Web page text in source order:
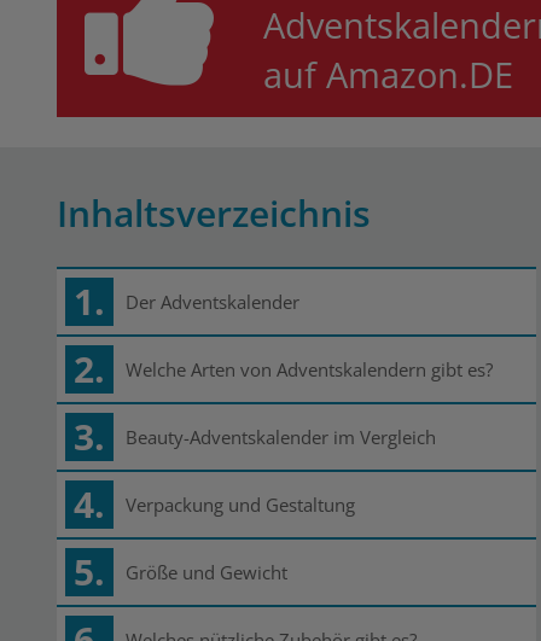
auf Amazon.DE
Inhaltsverzeichnis
1.
Der Adventskalender
2. Welche Arten von Adventskalendern gibt es?
3. Beauty-Adventskalender im Vergleich
4. Verpackung und Gestaltung
5. Größe und Gewicht